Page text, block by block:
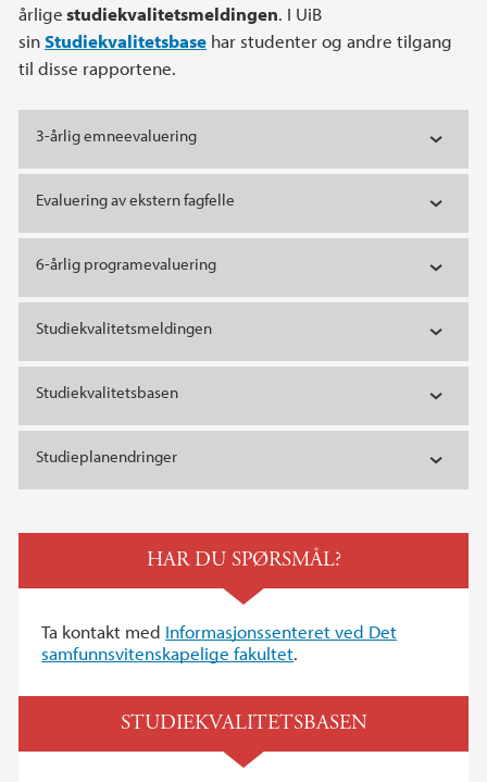
årligestudiekvalitetsmeldingen. I UiB
sinStudiekvalitetsbase har studenter og andre tilgang
til disse rapportene.
3-årlig emneevaluering
Evaluering av ekstern fagfelle
6-årlig programevaluering
Studiekvalitetsmeldingen
Studiekvalitetsbasen
Studieplanendringer
HAR DU SPØRSMÅL?
Ta kontakt med Informasjonssenteret ved Det
samfunnsvitenskapelige fakultet.
STUDIEKVALITETSBASEN